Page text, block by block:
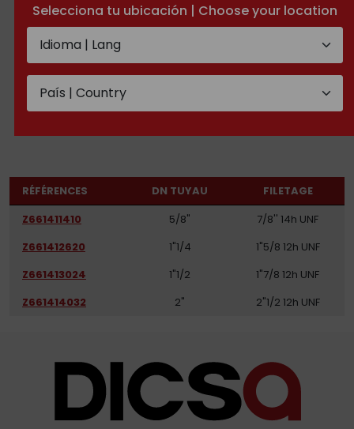
Selecciona tu ubicación | Choose your location
Mâle JIC 37º avec joint
torique
DOCUMENTATION TECHNIQUE
RÉFÉRENCES DN TUYAU
FILETAGE
Z661411410
5/8"
7/8'' 14h UNF
Z661412620
1"1/4
1"5/8 12h UNF
Z661413024
1"1/2
1"7/8 12h UNF
Z661414032
2" 2"1/2 12h UNF